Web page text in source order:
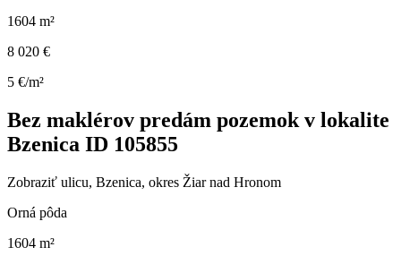
1604 m²
8 020 €
5 €/m²
Bez maklérov predám pozemok v lokalite
Bzenica ID 105855
Zobraziť ulicu, Bzenica, okres Žiar nad Hronom
Orná pôda
1604 m²